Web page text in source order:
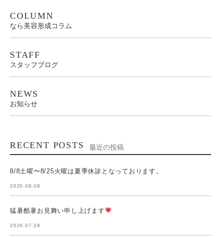
COLUMN
なら美容形成コラム
STAFF
スタッフブログ
NEWS
お知らせ
RECENT POSTS 最近の投稿
8/8土曜〜8/25火曜は夏季休診となっております。
2026.08.08
猛暑酷暑お見舞い申し上げます
2026.07.29